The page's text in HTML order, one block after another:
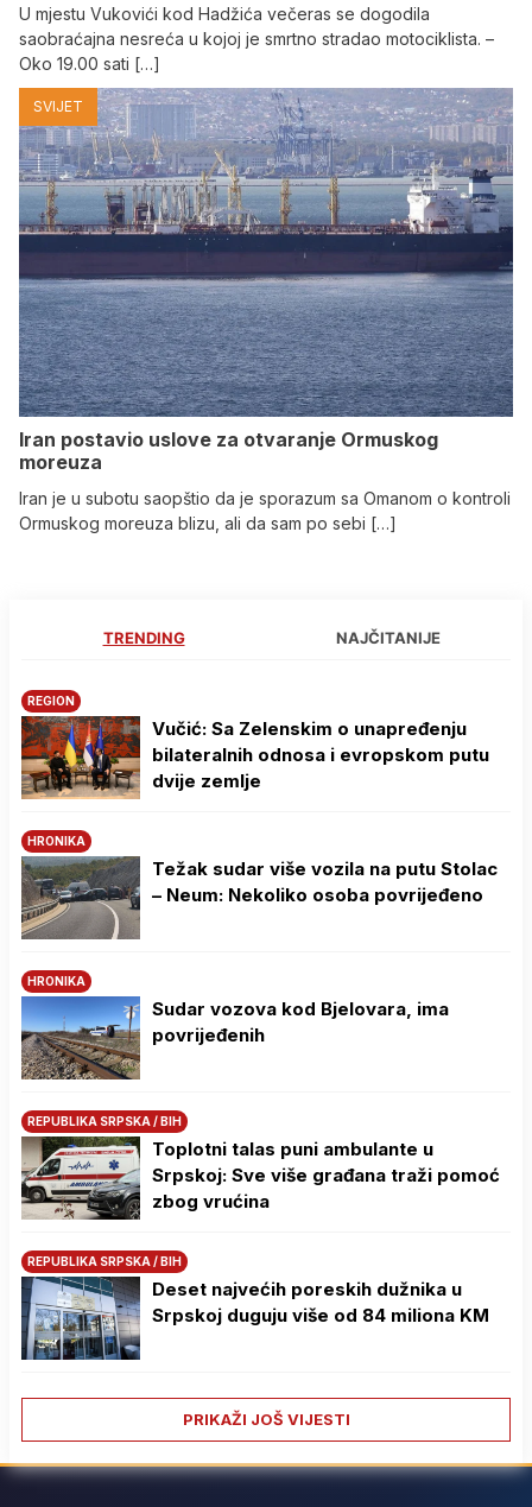
U mjestu Vukovići kod Hadžića večeras se dogodila
saobraćajna nesreća u kojoj je smrtno stradao motociklista. –
Oko 19.00 sati […]
SVIJET
Iran postavio uslove za otvaranje Ormuskog
moreuza
Iran je u subotu saopštio da je sporazum sa Omanom o kontroli
Ormuskog moreuza blizu, ali da sam po sebi […]
TRENDING NAJČITANIJE
REGION
Vučić: Sa Zelenskim o unapređenju
bilateralnih odnosa i evropskom putu
dvije zemlje
HRONIKA
Težak sudar više vozila na putu Stolac
– Neum: Nekoliko osoba povrijeđeno
HRONIKA
Sudar vozova kod Bjelovara, ima
povrijeđenih
REPUBLIKA SRPSKA / BIH
Toplotni talas puni ambulante u
Srpskoj: Sve više građana traži pomoć
zbog vrućina
REPUBLIKA SRPSKA / BIH
Deset najvećih poreskih dužnika u
Srpskoj duguju više od 84 miliona KM
PRIKAŽI JOŠ VIJESTI